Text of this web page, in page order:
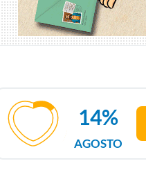
AGOSTO
14%